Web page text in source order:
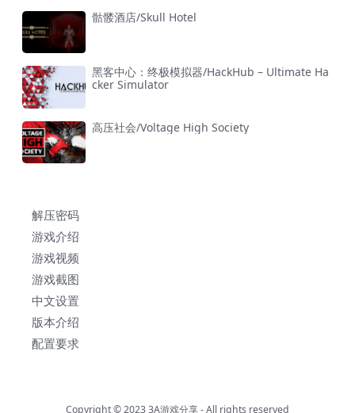
骷髅酒店/Skull Hotel
黑客中心：终极模拟器/HackHub – Ultimate Ha
cker Simulator
高压社会/Voltage High Society
解压密码
游戏介绍
游戏视频
游戏截图
中文设置
版本介绍
配置要求
Copyright © 20233A游戏分享- All rights reserved